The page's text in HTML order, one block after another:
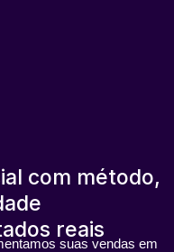
com método,
reais
suas vendas em